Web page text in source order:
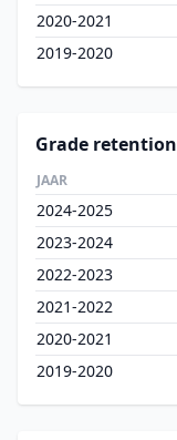
2020-2021
2019-2020
Grade retention
JAAR
2024-2025
2023-2024
2022-2023
2021-2022
2020-2021
2019-2020